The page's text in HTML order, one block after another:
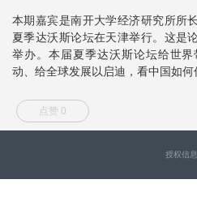
本期嘉宾是南开大学经济研究所所
夏季达沃斯论坛在天津举行。这是
举办。本届夏季达沃斯论坛给世
动、给全球发展以启迪，看中国如何
点赞 0
授权信息